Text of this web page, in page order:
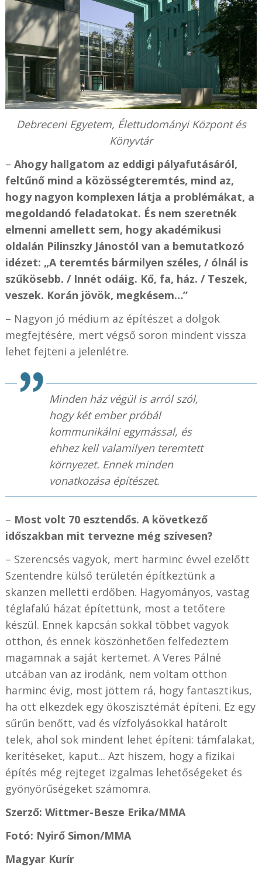
Debreceni Egyetem, Élettudományi Központ és
Könyvtár
– Ahogy hallgatom az eddigi pályafutásáról,
feltűnő mind a közösségteremtés, mind az,
hogy nagyon komplexen látja a problémákat, a
megoldandó feladatokat. És nem szeretnék
elmenni amellett sem, hogy akadémikusi
oldalán Pilinszky Jánostól van a bemutatkozó
idézet: „A teremtés bármilyen széles, / ólnál is
szűkösebb. / Innét odáig. Kő, fa, ház. / Teszek,
veszek. Korán jövök, megkésem…”
– Nagyon jó médium az építészet a dolgok
megfejtésére, mert végső soron mindent vissza
lehet fejteni a jelenlétre.
Minden ház végül is arról szól,
hogy két ember próbál
kommunikálni egymással, és
ehhez kell valamilyen teremtett
környezet. Ennek minden
vonatkozása építészet.
– Most volt 70 esztendős. A következő
időszakban mit tervezne még szívesen?
– Szerencsés vagyok, mert harminc évvel ezelőtt
Szentendre külső területén építkeztünk a
skanzen melletti erdőben. Hagyományos, vastag
téglafalú házat építettünk, most a tetőtere
készül. Ennek kapcsán sokkal többet vagyok
otthon, és ennek köszönhetően felfedeztem
magamnak a saját kertemet. A Veres Pálné
utcában van az irodánk, nem voltam otthon
harminc évig, most jöttem rá, hogy fantasztikus,
ha ott elkezdek egy ökoszisztémát építeni. Ez egy
sűrűn benőtt, vad és vízfolyásokkal határolt
telek, ahol sok mindent lehet építeni: támfalakat,
kerítéseket, kaput... Azt hiszem, hogy a fizikai
építés még rejteget izgalmas lehetőségeket és
gyönyörűségeket számomra.
Szerző: Wittmer-Besze Erika/MMA
Fotó: Nyirő Simon/MMA
Magyar Kurír